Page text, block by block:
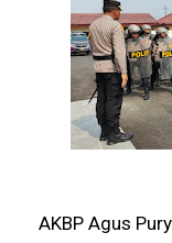
AKBP Agus